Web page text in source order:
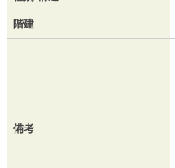
階建
備考